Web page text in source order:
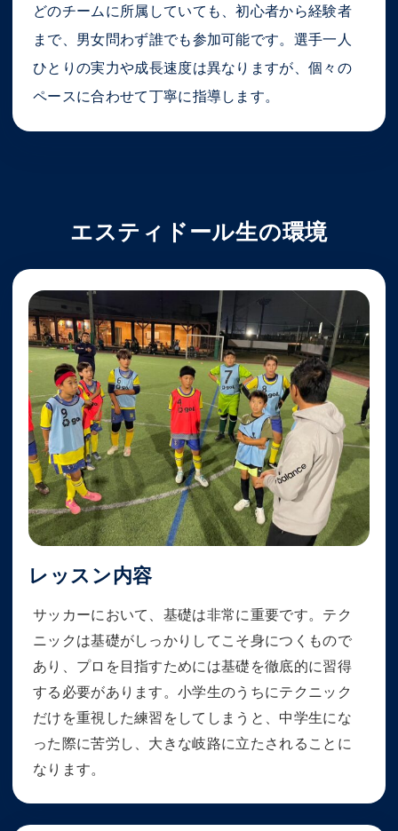
どのチームに所属していても、初心者から経験者
まで、男女問わず誰でも参加可能です。選手一人
ひとりの実力や成長速度は異なりますが、個々の
ペースに合わせて丁寧に指導します。
エスティドール生の環境
レッスン内容
サッカーにおいて、基礎は非常に重要です。テク
ニックは基礎がしっかりしてこそ身につくもので
あり、プロを目指すためには基礎を徹底的に習得
する必要があります。小学生のうちにテクニック
だけを重視した練習をしてしまうと、中学生にな
った際に苦労し、大きな岐路に立たされることに
なります。